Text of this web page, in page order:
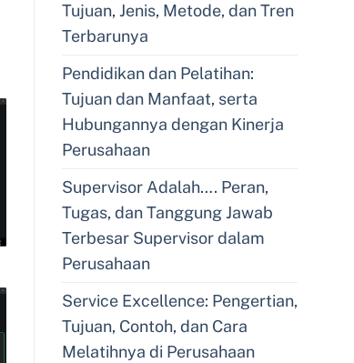
Tujuan, Jenis, Metode, dan Tren
Terbarunya
Pendidikan dan Pelatihan:
Tujuan dan Manfaat, serta
Hubungannya dengan Kinerja
Perusahaan
Supervisor Adalah…. Peran,
Tugas, dan Tanggung Jawab
Terbesar Supervisor dalam
Perusahaan
Service Excellence: Pengertian,
Tujuan, Contoh, dan Cara
Melatihnya di Perusahaan